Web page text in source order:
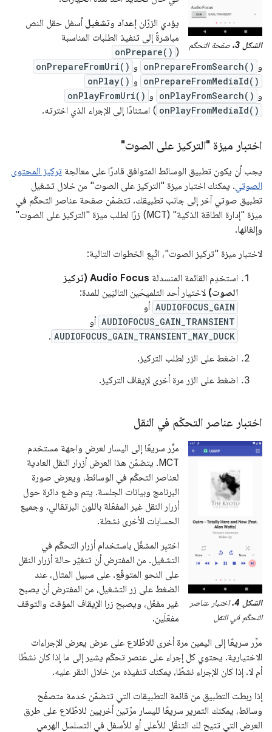
الشكل 3. صفحة التحكّم
يؤدي الزرّانإعداد وتشغيل أسفل حقل النص
مباشرةً إلى تنفيذ الطلبات المناسبة
(
onPrepare()
و onPrepareFromSearch() و onPrepareFromUri()
onPrepareFromMediaId() و onPlay()
و onPlayFromSearch() و onPlayFromUri()
onPlayFromMediaId() ) استنادًا إلى الإجراء الذي اخترته.
اختبار ميزة "التركيز على الصوت"
يجب أن يكون تطبيق الوسائط المتوافق قادرًا على معالجة تركيز المحتوى
الصوتي. يمكنك اختبار ميزة "التركيز على الصوت" من خلال تشغيل
تطبيق صوتي آخر إلى جانب تطبيقك. تتضمّن صفحة عناصر التحكّم في
ميزة "إدارة الطاقة الذكية" (MCT) زرًا لطلب ميزة "التركيز على الصوت"
وإلغائها.
لاختبار ميزة "تركيز الصوت"، اتّبِع الخطوات التالية:
استخدِم القائمة المنسدلة
Audio Focus (تركيز
الصوت) لاختيار أحد التلميحَين التاليَين للمدة:
AUDIOFOCUS_GAIN أو
AUDIOFOCUS_GAIN_TRANSIENT أو
AUDIOFOCUS_GAIN_TRANSIENT_MAY_DUCK
.
اضغط على الزر لطلب التركيز.
اضغط على الزر مرة أخرى لإيقاف التركيز.
اختبار عناصر التحكّم في النقل
الشكل 4.
اختبار عناصر
التحكّم في النقل
مرِّر سريعًا إلى اليسار لعرض واجهة مستخدم
MCT. يتضمّن هذا العرض أزرار النقل العادية
لعناصر التحكّم في الوسائط، ويعرض صورة
البرنامج وبيانات الجلسة. يتم وضع دائرة حول
أزرار النقل غير المفعّلة باللون البرتقالي. وجميع
الحسابات الأخرى نشطة.
اختبِر المشغّل باستخدام أزرار التحكّم في
التشغيل. من المفترض أن تتغيّر حالة أزرار النقل
على النحو المتوقّع. على سبيل المثال، عند
الضغط على زر التشغيل، من المفترض أن يصبح
غير مفعّل، ويصبح زرا الإيقاف المؤقت والتوقف
مفعّلَين.
مرِّر سريعًا إلى اليمين مرة أخرى للاطّلاع على عرض يعرض الإجراءات
الاختيارية. يحتوي كل إجراء على عنصر تحكّم يشير إلى ما إذا كان نشطًا
أم لا. إذا كان الإجراء نشطًا، يمكنك تنفيذه من خلال النقر عليه.
إذا ربطت التطبيق من قائمة التطبيقات التي تتضمّن خدمة متصفّح
وسائط، يمكنك التمرير سريعًا لليسار مرّتين أخريين للاطّلاع على طرق
العرض التي تتيح لك التنقّل للأعلى أو للأسفل في التسلسل الهرمي